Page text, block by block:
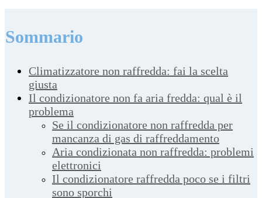
Sommario
Climatizzatore non raffredda: fai la scelta
giusta
Il condizionatore non fa aria fredda: qual è il
problema
Se il condizionatore non raffredda per
mancanza di gas di raffreddamento
Aria condizionata non raffredda: problemi
elettronici
Il condizionatore raffredda poco se i filtri
sono sporchi